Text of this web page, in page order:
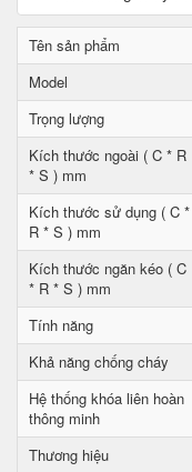
Tên sản phẩm
Model
Trọng lượng
Kích thước ngoài ( C * R
* S ) mm
Kích thước sử dụng ( C *
R * S ) mm
Kích thước ngăn kéo ( C
* R * S ) mm
Tính năng
Khả năng chống cháy
Hệ thống khóa liên hoàn
thông minh
Thương hiệu